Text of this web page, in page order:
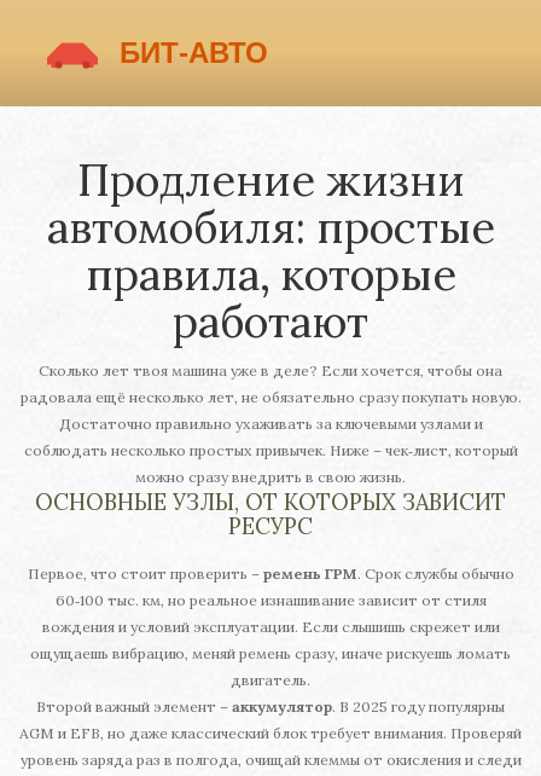
Продление жизни
автомобиля: простые
правила, которые
работают
Сколько лет твоя машина уже в деле? Если хочется, чтобы она
радовала ещё несколько лет, не обязательно сразу покупать новую.
Достаточно правильно ухаживать за ключевыми узлами и
соблюдать несколько простых привычек. Ниже – чек‑лист, который
можно сразу внедрить в свою жизнь.
ОСНОВНЫЕ УЗЛЫ, ОТ КОТОРЫХ ЗАВИСИТ
РЕСУРС
Первое, что стоит проверить – ремень ГРМ. Срок службы обычно
60‑100 тыс. км, но реальное изнашивание зависит от стиля
вождения и условий эксплуатации. Если слышишь скрежет или
ощущаешь вибрацию, меняй ремень сразу, иначе рискуешь ломать
двигатель.
Второй важный элемент – аккумулятор. В 2025 году популярны
AGM и EFB, но даже классический блок требует внимания. Проверяй
уровень заряда раз в полгода, очищай клеммы от окисления и следи